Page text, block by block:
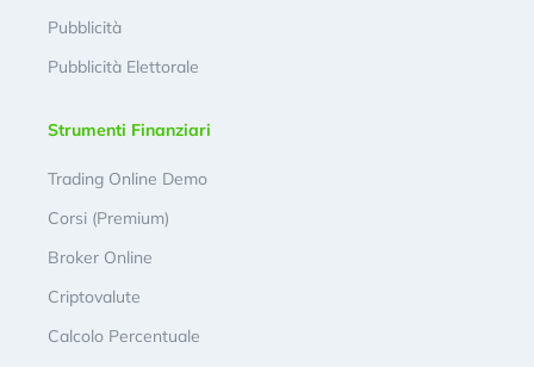
Pubblicità
Pubblicità Elettorale
Strumenti Finanziari
Trading Online Demo
Corsi (Premium)
Broker Online
Criptovalute
Calcolo Percentuale